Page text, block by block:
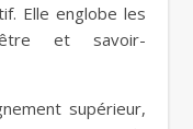
Elle englobe les
être et savoir-
supérieur,